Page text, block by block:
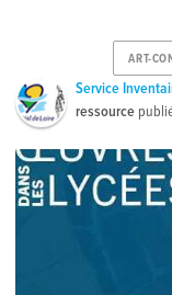
ART-
Service
ressource